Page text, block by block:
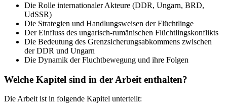
Die Rolle internationaler Akteure (DDR, Ungarn, BRD,
UdSSR)
Die Strategien und Handlungsweisen der Flüchtlinge
Der Einfluss des ungarisch-rumänischen Flüchtlingskonflikts
Die Bedeutung des Grenzsicherungsabkommens zwischen
der DDR und Ungarn
Die Dynamik der Fluchtbewegung und ihre Folgen
Welche Kapitel sind in der Arbeit enthalten?
Die Arbeit ist in folgende Kapitel unterteilt: